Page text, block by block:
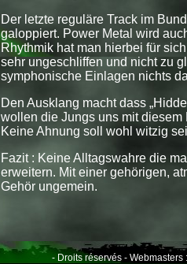
Der letzte reguläre Track im
galoppiert. Power Metal wird
Rhythmik hat man hierbei für
sehr ungeschliffen und nicht zu
symphonische Einlagen nichts
Den Ausklang macht dass
wollen die Jungs uns mit
Keine Ahnung soll wohl witzig
Fazit : Keine Alltagswahre die
erweitern. Mit einer gehörigen,
Gehör ungemein.
- Droits réservés - Webmasters